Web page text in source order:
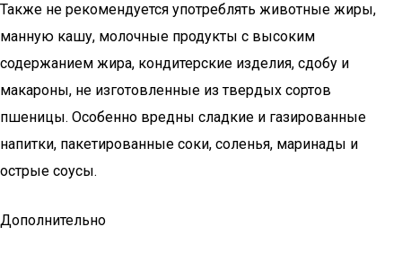
Также не рекомендуется употреблять животные жиры,
манную кашу, молочные продукты с высоким
содержанием жира, кондитерские изделия, сдобу и
макароны, не изготовленные из твердых сортов
пшеницы. Особенно вредны сладкие и газированные
напитки, пакетированные соки, соленья, маринады и
острые соусы.
Дополнительно